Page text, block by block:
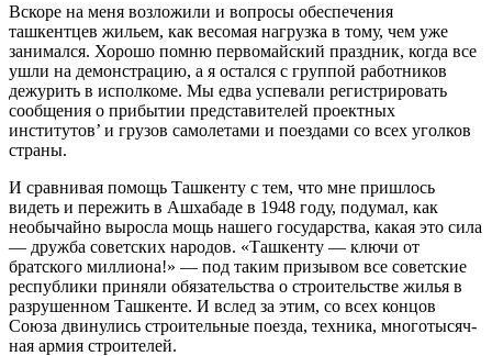
Вскоре на меня возложили и вопросы обеспечения
ташкентцев жильем, как весомая нагрузка в тому, чем уже
занимался. Хорошо помню первомайский празд­ник, когда все
ушли на демонстрацию, а я остался с группой работников
дежурить в исполкоме. Мы едва успевали регистрировать
сообщения о прибытии пред­ставителей проектных
институтов’ и грузов самолета­ми и поездами со всех уголков
страны.
И сравнивая помощь Ташкенту с тем, что мне при­шлось
видеть и пережить в Ашхабаде в 1948 году, подумал, как
необычайно выросла мощь нашего госу­дарства, какая это сила
— дружба советских народов. «Ташкенту — ключи от
братского миллиона!» — под таким призывом все советские
республики приняли обязательства о строительстве жилья в
разрушенном Ташкенте. И вслед за этим, со всех концов
Союза двинулись строительные поезда, техника, многотысяч­
ная армия строителей.